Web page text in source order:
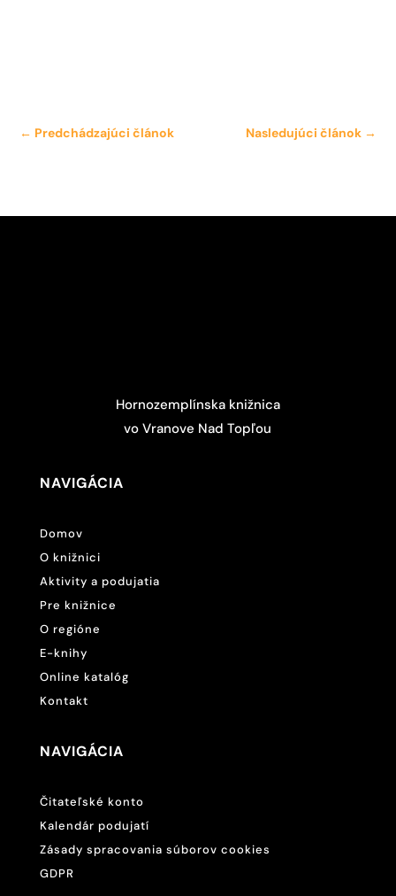
← Predchádzajúci článok Nasledujúci článok→
Hornozemplínska knižnica
vo Vranove Nad Topľou
NAVIGÁCIA
Domov
O knižnici
Aktivity a podujatia
Pre knižnice
O regióne
E-knihy
Online katalóg
Kontakt
NAVIGÁCIA
Čitateľské konto
Kalendár podujatí
Zásady spracovania súborov cookies
GDPR